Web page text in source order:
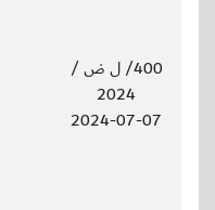
400/ ل ض /
2024
2024-07-07